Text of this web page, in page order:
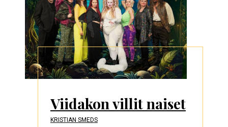
Viidakon villit naiset
KRISTIAN SMEDS